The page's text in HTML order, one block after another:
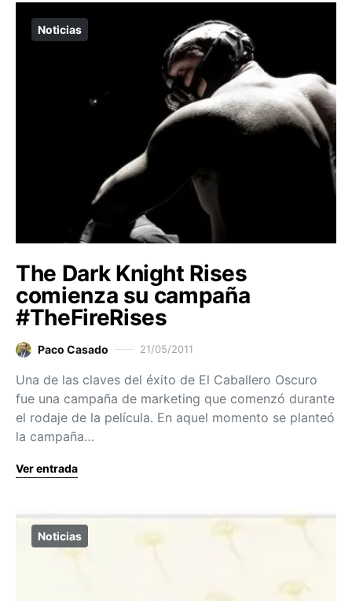
Noticias
The Dark Knight Rises
comienza su campaña
#TheFireRises
Paco Casado 21/05/2011
Una de las claves del éxito de El Caballero Oscuro
fue una campaña de marketing que comenzó durante
el rodaje de la película. En aquel momento se planteó
la campaña…
Ver entrada
Noticias